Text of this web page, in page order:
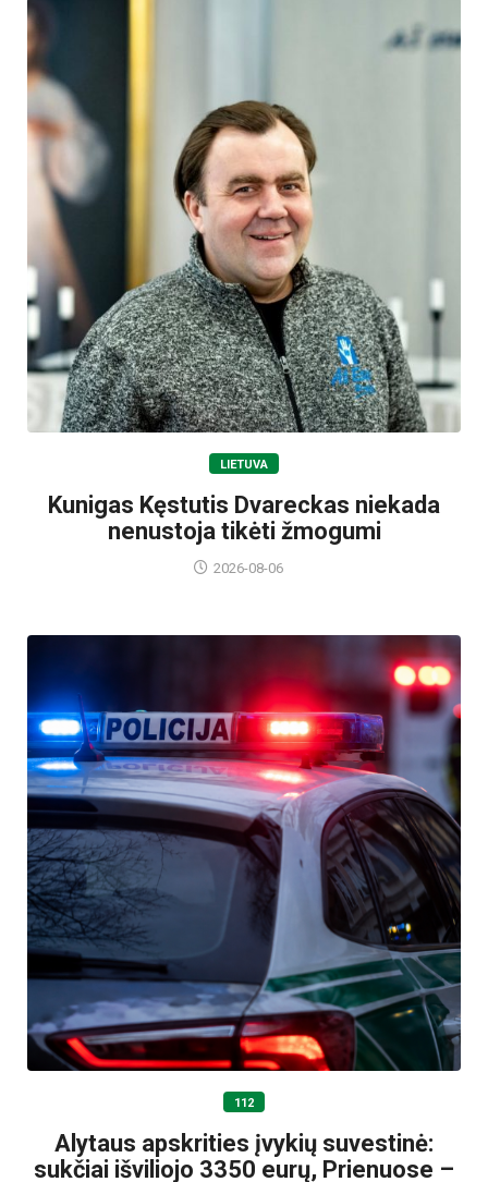
LIETUVA
Kunigas Kęstutis Dvareckas niekada
nenustoja tikėti žmogumi
2026-08-06
112
Alytaus apskrities įvykių suvestinė:
sukčiai išviliojo 3350 eurų, Prienuose –